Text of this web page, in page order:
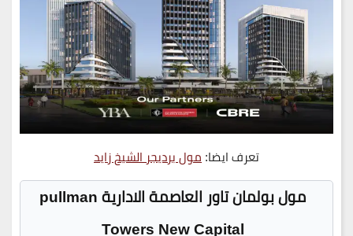
تعرف ايضا:مول برديجر الشيخ زايد
مول بولمان تاور العاصمة الادارية pullman
Towers New Capital